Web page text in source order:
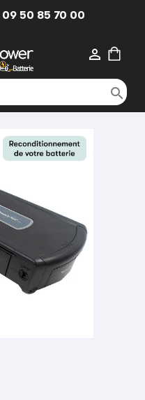
09 50 85 70 00

